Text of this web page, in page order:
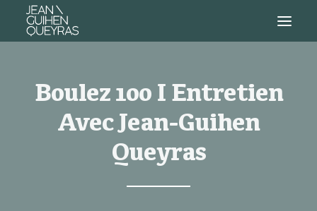
Boulez 100 I Entretien
Avec Jean-Guihen
Queyras